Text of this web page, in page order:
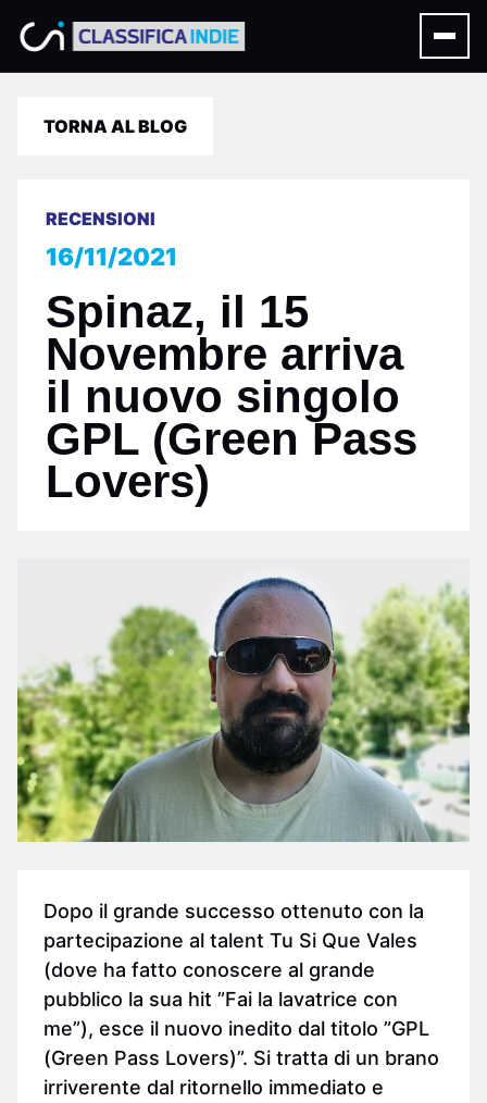
TORNA AL BLOG
RECENSIONI
16/11/2021
Spinaz, il 15
Novembre arriva
il nuovo singolo
GPL (Green Pass
Lovers)
Dopo il grande successo ottenuto con la
partecipazione al talent Tu Si Que Vales
(dove ha fatto conoscere al grande
pubblico la sua hit ”Fai la lavatrice con
me”), esce il nuovo inedito dal titolo ”GPL
(Green Pass Lovers)”. Si tratta di un brano
irriverente dal ritornello immediato e